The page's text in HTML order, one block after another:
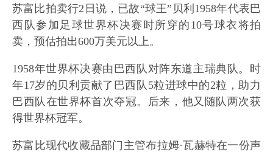
苏富比拍卖行2日说，已故“球王”贝利1958年代表巴
西队参加足球世界杯决赛时所穿的10号球衣将拍
卖，预估拍出600万美元以上。
1958年世界杯决赛由巴西队对阵东道主瑞典队。时
年17岁的贝利贡献了巴西队5粒进球中的2粒，助力
巴西队在世界杯首次夺冠。后来，他又随队两次获
得世界杯冠军。
苏富比现代收藏品部门主管布拉姆·瓦赫特在一份声